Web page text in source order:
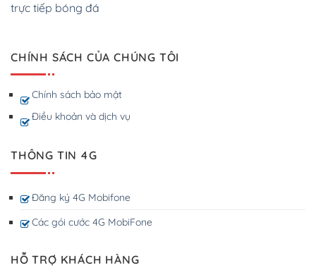
trực tiếp bóng đá
CHÍNH SÁCH CỦA CHÚNG TÔI
Chính sách bảo mật
Điều khoản và dịch vụ
THÔNG TIN 4G
Đăng ký 4G Mobifone
Các gói cước 4G MobiFone
HỖ TRỢ KHÁCH HÀNG